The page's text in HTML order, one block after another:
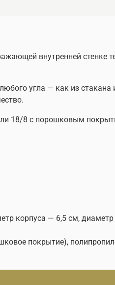
внутренней
угла — как из
18/8 с порошковым
корпуса — 6,5 см,
покрытие),